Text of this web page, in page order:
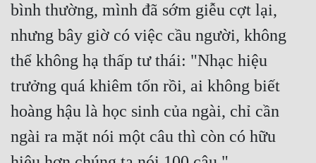
Lịch Sử
Mưu Mô
Mạt Thế
bình thường, mình đã sớm giễu cợt lại,
nhưng bây giờ có việc cầu người, không
thể không hạ thấp tư thái: "Nhạc hiệu
trưởng quá khiêm tốn rồi, ai không biết
hoàng hậu là học sinh của ngài, chỉ cần
ngài ra mặt nói một câu thì còn có hữu